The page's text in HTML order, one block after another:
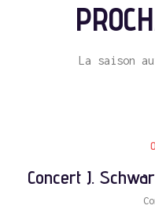
La saison
Concert J.